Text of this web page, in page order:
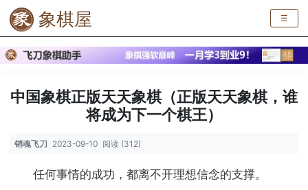
象棋屋 ☰
中国象棋正版天天象棋（正版天天象棋，谁
将成为下一个棋王）
销魂飞刀 2023-09-10 阅读 (312)
任何事情的成功，都离不开理想信念的支撑。